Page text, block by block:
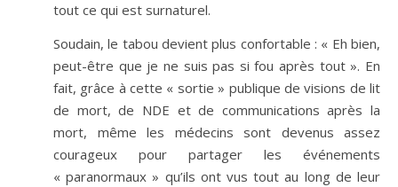
tout ce qui est surnaturel.
Soudain, le tabou devient plus confortable : « Eh bien,
peut-être que je ne suis pas si fou après tout ». En
fait, grâce à cette « sortie » publique de visions de lit
de mort, de NDE et de communications après la
mort, même les médecins sont devenus assez
courageux pour partager les événements
« paranormaux » qu’ils ont vus tout au long de leur